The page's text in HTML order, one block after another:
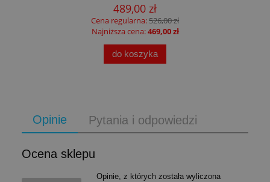
489,00 zł
Cena regularna:526,00 zł
Najniższa cena:469,00 zł
do koszyka
Opinie Pytania i odpowiedzi
Ocena sklepu
Opinie, z których została wyliczona